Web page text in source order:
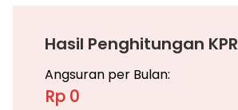
Hasil Penghitungan KPR
Angsuran per Bulan:
Rp 0